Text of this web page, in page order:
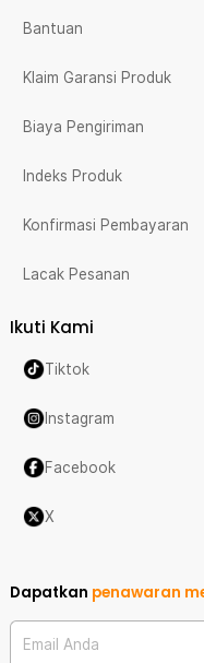
Bantuan
Klaim Garansi Produk
Biaya Pengiriman
Indeks Produk
Konfirmasi Pembayaran
Lacak Pesanan
Ikuti Kami
Tiktok
Instagram
Facebook
X
Dapatkan penawaran
Email Anda